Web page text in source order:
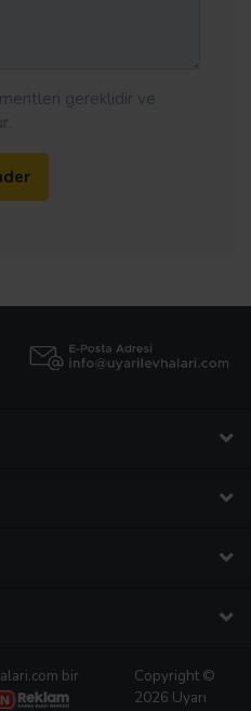
gereklidir ve
bir
Copyright ©
2026 Uyarı